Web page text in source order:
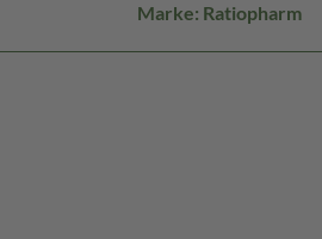
Marke: Ratiopharm